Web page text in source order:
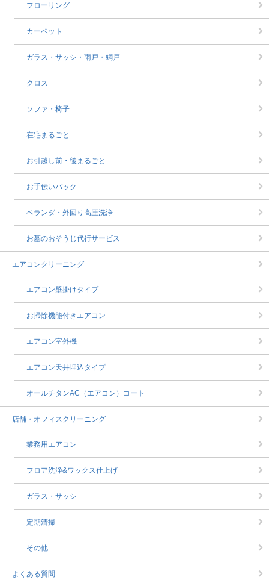
フローリング
カーペット
ガラス・サッシ・雨戸・網戸
クロス
ソファ・椅子
在宅まるごと
お引越し前・後まるごと
お手伝いパック
ベランダ・外回り高圧洗浄
お墓のおそうじ代行サービス
エアコンクリーニング
エアコン壁掛けタイプ
お掃除機能付きエアコン
エアコン室外機
エアコン天井埋込タイプ
オールチタンAC（エアコン）コート
店舗・オフィスクリーニング
業務用エアコン
フロア洗浄&ワックス仕上げ
ガラス・サッシ
定期清掃
その他
よくある質問